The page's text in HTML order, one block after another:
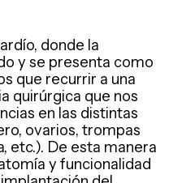
donde la
y se presenta como
que recurrir a una
quirúrgica que nos
en las distintas
ovarios, trompas
etc.). De esta manera
y funcionalidad
del